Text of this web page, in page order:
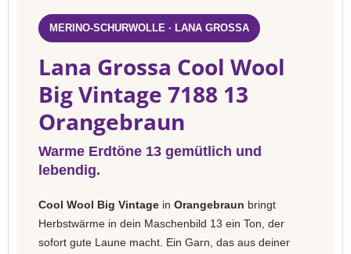
MERINO-SCHURWOLLE · LANA GROSSA
Lana Grossa Cool Wool
Big Vintage 7188 13
Orangebraun
Warme Erdtöne 13 gemütlich und
lebendig.
Cool Wool Big Vintage in Orangebraun bringt
Herbstwärme in dein Maschenbild 13 ein Ton, der
sofort gute Laune macht. Ein Garn, das aus deiner